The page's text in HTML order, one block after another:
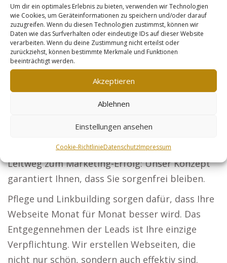
Um dir ein optimales Erlebnis zu bieten, verwenden wir Technologien
wie Cookies, um Geräteinformationen zu speichern und/oder darauf
zuzugreifen. Wenn du diesen Technologien zustimmst, können wir
Daten wie das Surfverhalten oder eindeutige IDs auf dieser Website
verarbeiten. Wenn du deine Zustimmung nicht erteilst oder
zurückziehst, können bestimmte Merkmale und Funktionen
beeinträchtigt werden.
Akzeptieren
Ablehnen
Einstellungen ansehen
Cookie-RichtlinieDatenschutzImpressum
Sie sich als Rechtsanwalt in ganz Deutschland
finden und erhöhen Sie Ihre Klientenanzahl.
Architekten: Stellen Sie Ihre Entwürfe aus und
gewinnen Sie neue Auftraggeber.
Steuerberater: Ihre Dienstleistungen sollen von
Firmen und Privatpersonen entdeckt werden.
Sicherheitsdienste: Positionieren Sie sich als
Online-Händler: Produktoptimierung hilft Ihnen,
bedeutend mehr Kunden zu erreichen. Ihr
Leitweg zum Marketing-Erfolg: Unser Konzept
garantiert Ihnen, dass Sie sorgenfrei bleiben.
Pflege und Linkbuilding sorgen dafür, dass Ihre
Webseite Monat für Monat besser wird. Das
Entgegennehmen der Leads ist Ihre einzige
Verpflichtung. Wir erstellen Webseiten, die
nicht nur schön, sondern auch effektiv sind.